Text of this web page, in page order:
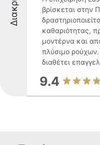
βρίσκεται στην
καθαριότητας,
μοντέρνα και
πλύσιμο
διαθέτει
9.4